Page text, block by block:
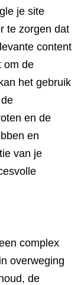
je site
te zorgen dat
content
om de
het gebruik
en de
en
van je
complex
overweging
de